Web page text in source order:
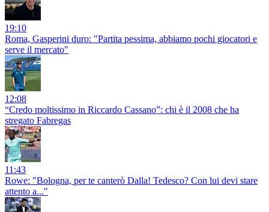
19:10
Roma, Gasperini duro: "Partita pessima, abbiamo pochi giocatori e
serve il mercato"
12:08
“Credo moltissimo in Riccardo Cassano”: chi è il 2008 che ha
stregato Fabregas
11:43
Rowe: "Bologna, per te canterò Dalla! Tedesco? Con lui devi stare
attento a..."